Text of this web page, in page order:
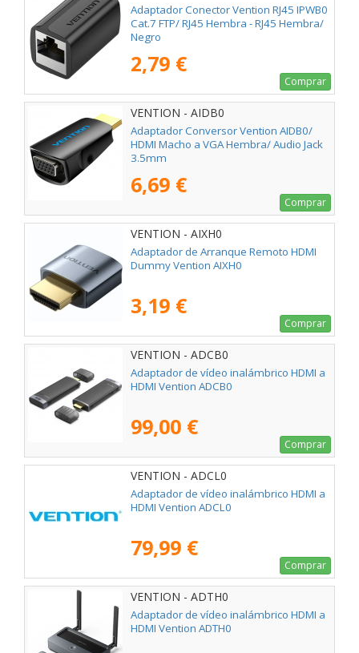
Adaptador Conector Vention RJ45 IPWB0
Cat.7 FTP/ RJ45 Hembra - RJ45 Hembra/
Negro
2,79 €
Comprar
VENTION - AIDB0
Adaptador Conversor Vention AIDB0/
HDMI Macho a VGA Hembra/ Audio Jack
3.5mm
6,69 €
Comprar
VENTION - AIXH0
Adaptador de Arranque Remoto HDMI
Dummy Vention AIXH0
3,19 €
Comprar
VENTION - ADCB0
Adaptador de vídeo inalámbrico HDMI a
HDMI Vention ADCB0
99,00 €
Comprar
VENTION - ADCL0
Adaptador de vídeo inalámbrico HDMI a
HDMI Vention ADCL0
79,99 €
Comprar
VENTION - ADTH0
Adaptador de vídeo inalámbrico HDMI a
HDMI Vention ADTH0